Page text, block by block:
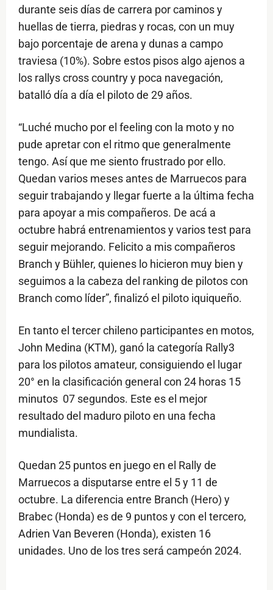
durante seis días de carrera por caminos y
huellas de tierra, piedras y rocas, con un muy
bajo porcentaje de arena y dunas a campo
traviesa (10%). Sobre estos pisos algo ajenos a
los rallys cross country y poca navegación,
batalló día a día el piloto de 29 años.
“Luché mucho por el feeling con la moto y no
pude apretar con el ritmo que generalmente
tengo. Así que me siento frustrado por ello.
Quedan varios meses antes de Marruecos para
seguir trabajando y llegar fuerte a la última fecha
para apoyar a mis compañeros. De acá a
octubre habrá entrenamientos y varios test para
seguir mejorando. Felicito a mis compañeros
Branch y Bühler, quienes lo hicieron muy bien y
seguimos a la cabeza del ranking de pilotos con
Branch como líder”, finalizó el piloto iquiqueño.
En tanto el tercer chileno participantes en motos,
John Medina (KTM), ganó la categoría Rally3
para los pilotos amateur, consiguiendo el lugar
20° en la clasificación general con 24 horas 15
minutos 07 segundos. Este es el mejor
resultado del maduro piloto en una fecha
mundialista.
Quedan 25 puntos en juego en el Rally de
Marruecos a disputarse entre el 5 y 11 de
octubre. La diferencia entre Branch (Hero) y
Brabec (Honda) es de 9 puntos y con el tercero,
Adrien Van Beveren (Honda), existen 16
unidades. Uno de los tres será campeón 2024.